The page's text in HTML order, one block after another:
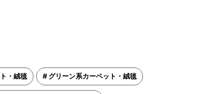
・絨毯 グリーン系カーペット・絨毯